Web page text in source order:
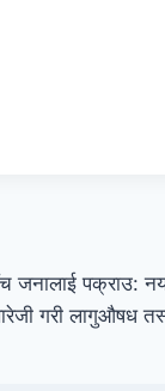
जनालाई पक्राउ:
गरी लागुऔषध